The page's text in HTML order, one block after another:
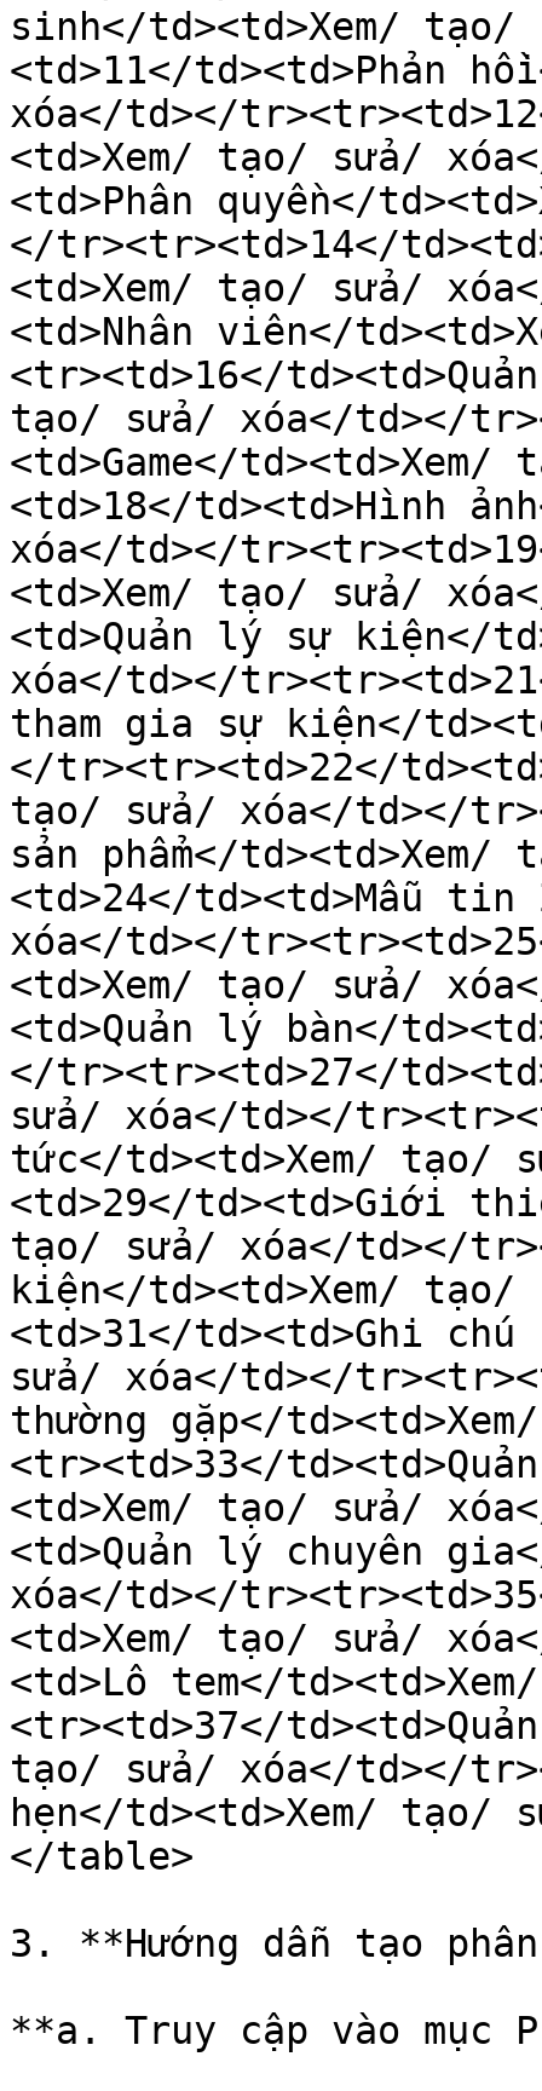
sinh</td><td>Xem/
<td>11</td><td>Phản
xóa</td></
<td>Xem/ tạo/ sửa/
<td>Phân quyền</
</tr><tr><td>14</
<td>Xem/ tạo/ sửa/
<td>Nhân viên</
<tr><td>16</
tạo/ sửa/ xóa</td></
<td>Game</
<td>18</td><td>Hình
xóa</td></
<td>Xem/ tạo/ sửa/
<td>Quản lý sự kiện</
xóa</td></
tham gia sự kiện</
</tr><tr><td>22</
tạo/ sửa/ xóa</td></
sản phẩm</
<td>24</td><td>Mẫu tin
xóa</td></
<td>Xem/ tạo/ sửa/
<td>Quản lý bàn</
</tr><tr><td>27</
sửa/ xóa</td></
tức</td><td>Xem/ tạo/
<td>29</td><td>Giới
tạo/ sửa/ xóa</td></
kiện</td><td>Xem/
<td>31</td><td>Ghi
sửa/ xóa</td></
thường gặp</
<tr><td>33</
<td>Xem/ tạo/ sửa/
<td>Quản lý chuyên
xóa</td></
<td>Xem/ tạo/ sửa/
<td>Lô tem</
<tr><td>37</
tạo/ sửa/ xóa</td></
hẹn</td><td>Xem/ tạo/
</table>
3. **Hướng dẫn tạo
**a. Truy cập vào mục